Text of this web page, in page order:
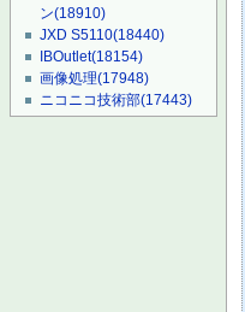
ン(18910)
JXD S5110(18440)
IBOutlet(18154)
画像処理(17948)
ニコニコ技術部(17443)